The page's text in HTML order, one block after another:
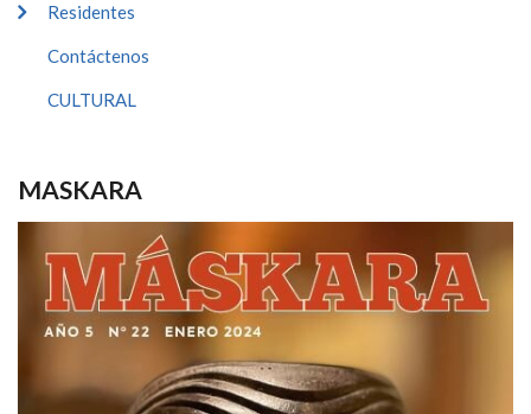
Residentes
Contáctenos
CULTURAL
MASKARA